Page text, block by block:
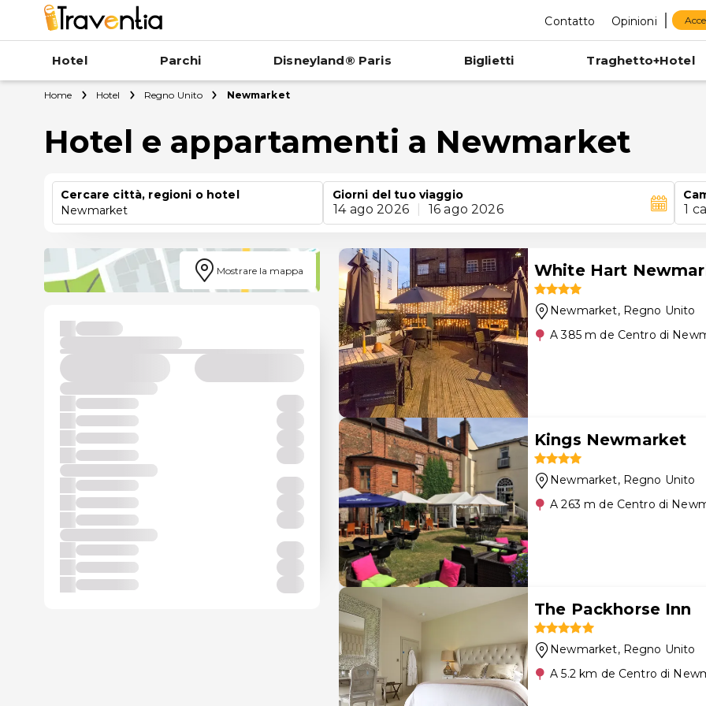
Contatto Opinioni
Hotel Parchi Disneyland® Paris Biglietti Traghetto+Hotel
Home Hotel Regno Unito Newmarket
Hotel e appartamenti a Newmarket
Cercare città, regioni o hotel
Newmarket
Giorni del tuo viaggio
14 ago 2026 16 ago 2026 1
Mostrare la mappa White Hart
Newmarket, Regno Unito
A 385 m de Centro di
Kings Newmarket
Newmarket, Regno Unito
A 263 m de Centro di
The Packhorse Inn
Newmarket, Regno Unito
A 5.2 km de Centro di